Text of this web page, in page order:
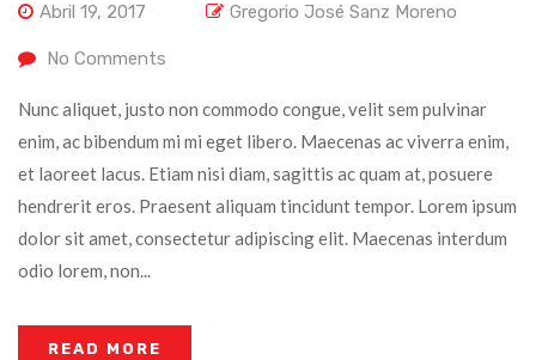
Abril 19, 2017 Gregorio José Sanz Moreno
No Comments
Nunc aliquet, justo non commodo congue, velit sem pulvinar
enim, ac bibendum mi mi eget libero. Maecenas ac viverra enim,
et laoreet lacus. Etiam nisi diam, sagittis ac quam at, posuere
hendrerit eros. Praesent aliquam tincidunt tempor. Lorem ipsum
dolor sit amet, consectetur adipiscing elit. Maecenas interdum
odio lorem, non...
READ MORE